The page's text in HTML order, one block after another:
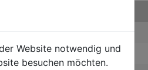
Website notwendig und
besuchen möchten.